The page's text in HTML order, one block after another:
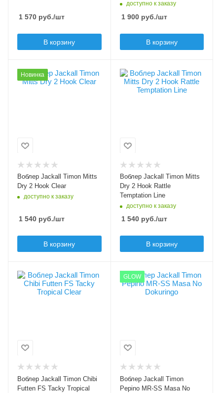
Заглубление max, м
1 570 руб./шт
В корзину
3.8
Плавучесть
доступно к заказу
1 900руб./шт
В корзину
Новинка
Цвет приманки
Clear
Длина приманки, мм
Вес приманки, гр
1.3
Плавучесть
Шумовой эффект
нет
Воблер Jackall Timon Mitts
Dry 2 Hook Clear
доступно к заказу
1 540 руб./шт
В корзину
Цвет приманки
Temptation Line
кренк
28
Вес приманки, гр
1.4
Плавучесть
floating (F)
Шумовой эффект
Воблер Jackall Timon Mitts
Dry 2 Hook Rattle
Temptation Line
доступно к заказу
1 540руб./шт
В корзину
Цвет приманки
Tacky Tropical Clear
Длина приманки, мм
Вес приманки, гр
2.9
Воблер Jackall Timon Chibi
Futten FS Tacky Tropical
GLOW
Цвет приманки
Masa No Dokuringo
Длина приманки, мм
Вес приманки, гр
2.6
Воблер Jackall Timon
Pepino MR-SS Masa No